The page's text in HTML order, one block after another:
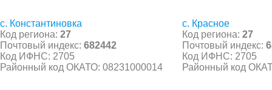
с. Константиновка
Код региона: 27
Почтовый индекс: 682442
Код ИФНС: 2705
Районный код ОКАТО: 08231000014
с. Красное
Код региона: 27
Почтовый индекс:
Код ИФНС: 2705
Районный код